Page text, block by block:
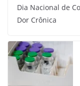
Dia Nacional de
Dor Crônica